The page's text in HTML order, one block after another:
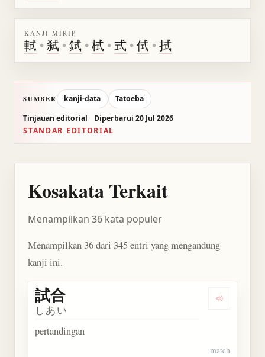
KANJI MIRIP
軾 •弑 •鉽 •栻 •式 •侙 •拭
SUMBER kanji-data
Tatoeba
Tinjauan editorial
Diperbarui 20 Jul 2026
STANDAR EDITORIAL
Kosakata Terkait
Menampilkan 36 kata populer
Menampilkan 36 dari 345 entri yang mengandung
kanji ini.
Dengarkan
試合
しあい
pertandingan
match